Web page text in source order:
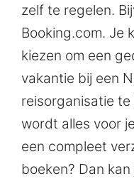
zelf te regelen.
Booking.com. Je
kiezen om een
vakantie bij een
reisorganisatie
wordt alles voor
een compleet
boeken? Dan